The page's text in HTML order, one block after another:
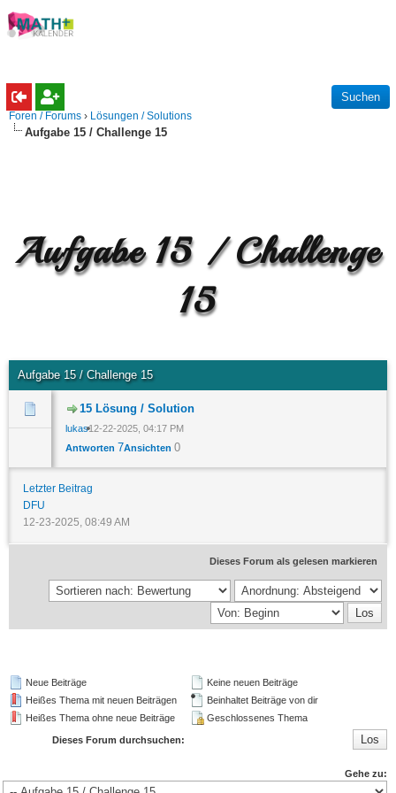
Foren / Forums › Lösungen / Solutions
Aufgabe 15 / Challenge 15
Aufgabe 15 / Challenge
15
Aufgabe 15 / Challenge 15
15 Lösung / Solution
lukas12-22-2025, 04:17 PM
Antworten 7Ansichten 0
Letzter Beitrag
DFU
12-23-2025, 08:49 AM
Dieses Forum als gelesen markieren
Neue Beiträge
Heißes Thema mit neuen Beiträgen
Heißes Thema ohne neue Beiträge
Keine neuen Beiträge
Beinhaltet Beiträge von dir
Geschlossenes Thema
Dieses Forum durchsuchen:
Gehe zu: